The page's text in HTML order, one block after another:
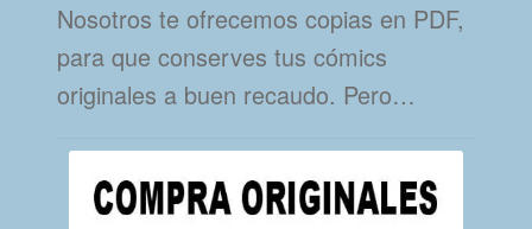
Nosotros te ofrecemos copias en PDF,
para que conserves tus cómics
originales a buen recaudo. Pero…